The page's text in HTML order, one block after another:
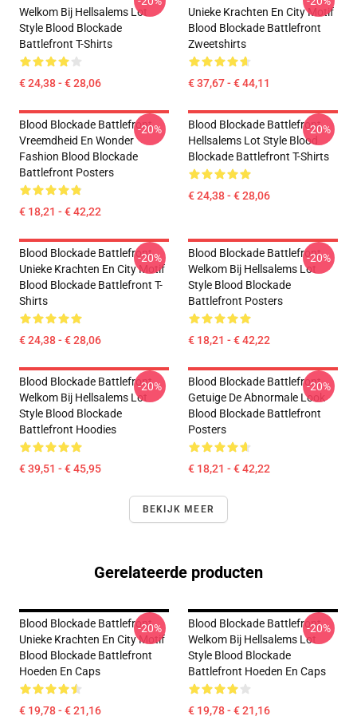
Welkom Bij Hellsalems Lot
Style Blood Blockade
Battlefront T-Shirts
€ 24,38 - € 28,06
Unieke Krachten En City Motif
Blood Blockade Battlefront
Zweetshirts
€ 37,67 - € 44,11
Blood Blockade Battlefront
Vreemdheid En Wonder
Fashion Blood Blockade
Battlefront Posters
€ 18,21 - € 42,22
-20%
Blood Blockade Battlefront
Hellsalems Lot Style Blood
Blockade Battlefront T-Shirts
€ 24,38 - € 28,06
-20%
Blood Blockade Battlefront
Unieke Krachten En City Motif
Blood Blockade Battlefront T-
Shirts
€ 24,38 - € 28,06
-20%
Blood Blockade Battlefront
Welkom Bij Hellsalems Lot
Style Blood Blockade
Battlefront Posters
€ 18,21 - € 42,22
-20%
Blood Blockade Battlefront
Welkom Bij Hellsalems Lot
Style Blood Blockade
Battlefront Hoodies
€ 39,51 - € 45,95
-20%
Blood Blockade Battlefront
Getuige De Abnormale Look
Blood Blockade Battlefront
Posters
€ 18,21 - € 42,22
-20%
BEKIJK MEER
Gerelateerde producten
Blood Blockade Battlefront
Unieke Krachten En City Motif
Blood Blockade Battlefront
Hoeden En Caps
€ 19,78 - € 21,16
-20%
Blood Blockade Battlefront
Welkom Bij Hellsalems Lot
Style Blood Blockade
Battlefront Hoeden En Caps
€ 19,78 - € 21,16
-20%